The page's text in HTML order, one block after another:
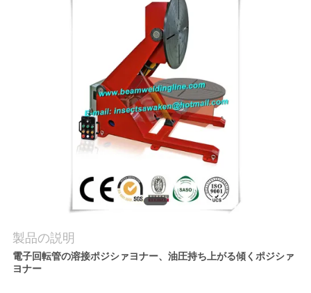
連
絡
製品の説明
電子回転管の溶接ポジシァヨナー、油圧持ち上がる傾くポジシァ
ヨナー